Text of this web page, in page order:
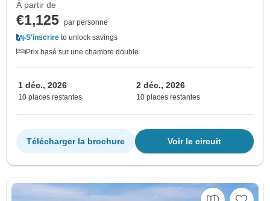
À partir de
€1,125 par personne
S'inscrire to unlock savings
Prix basé sur une chambre double
1 déc., 2026
10 places restantes
2 déc., 2026
10 places restantes
Voir le circuit
Télécharger la brochure